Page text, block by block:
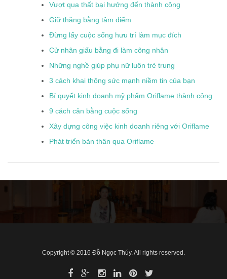
Vượt qua thất bại hướng đến thành công
Giữ thăng bằng tâm điểm
Đừng lấy cuộc sống hưu trí làm mục đích
Cử nhân giấu bằng đi làm công nhân
Những nghề giúp phụ nữ luôn trẻ trung
3 cách khai thông sức mạnh niềm tin của bạn
Bí quyết kinh doanh mỹ phẩm Oriflame thành công
9 cách cân bằng cuộc sống
Xây dựng công việc kinh doanh riêng với Oriflame
Phát triển bản thân qua Oriflame
Copyright © 2016 Đỗ Ngọc Thúy. All rights reserved.